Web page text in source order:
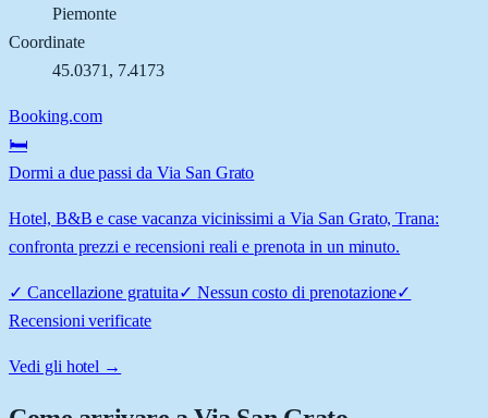
Piemonte
Coordinate
45.0371 , 7.4173
Booking.com
🛏️
Dormi a due passi da Via San Grato
Hotel, B&B e case vacanza vicinissimi a Via San Grato, Trana:
confronta prezzi e recensioni reali e prenota in un minuto.
✓ Cancellazione gratuita✓ Nessun costo di prenotazione✓
Recensioni verificate
Vedi gli hotel →